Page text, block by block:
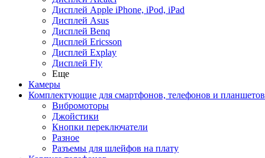
Дисплей Apple iPhone, iPod, iPad
Дисплей Asus
Дисплей Benq
Дисплей Ericsson
Дисплей Explay
Дисплей Fly
Еще
Камеры
Комплектующие для смартфонов, телефонов и планшетов
Вибромоторы
Джойстики
Кнопки переключатели
Разное
Разъемы для шлейфов на плату